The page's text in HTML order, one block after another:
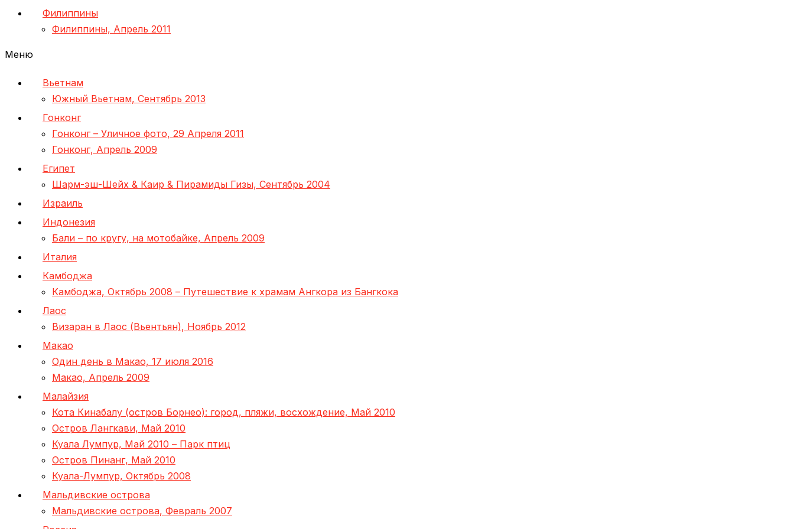
Филиппины
Филиппины, Апрель 2011
Меню
Вьетнам
Южный Вьетнам, Сентябрь 2013
Гонконг
Гонконг – Уличное фото, 29 Апреля 2011
Гонконг, Апрель 2009
Египет
Шарм-эш-Шейх & Каир & Пирамиды Гизы, Сентябрь 2004
Израиль
Индонезия
Бали – по кругу, на мотобайке, Апрель 2009
Италия
Камбоджа
Камбоджа, Октябрь 2008 – Путешествие к храмам Ангкора из Бангкока
Лаос
Визаран в Лаос (Вьентьян), Ноябрь 2012
Макао
Один день в Макао, 17 июля 2016
Макао, Апрель 2009
Малайзия
Кота Кинабалу (остров Борнео): город, пляжи, восхождение, Май 2010
Остров Лангкави, Май 2010
Куала Лумпур, Май 2010 – Парк птиц
Остров Пинанг, Май 2010
Куала-Лумпур, Октябрь 2008
Мальдивские острова
Мальдивские острова, Февраль 2007